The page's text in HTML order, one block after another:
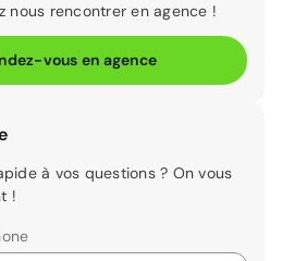
nous rencontrer en agence !
vous en agence
à vos questions ? On vous
!